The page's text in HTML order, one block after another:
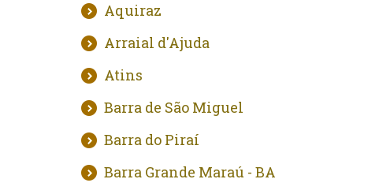
Aquiraz
Arraial d'Ajuda
Atins
Barra de São Miguel
Barra do Piraí
Barra Grande Maraú - BA